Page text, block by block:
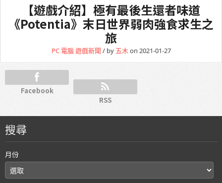
【遊戲介紹】極有最後生還者味道
《Potentia》末日世界弱肉強食求生之
旅
PC 電腦遊戲新聞 / by 五木on 2021-01-27
Facebook
RSS
搜尋
月份